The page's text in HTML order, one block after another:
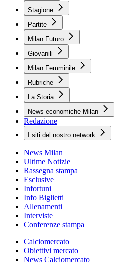
Stagione
Partite
Milan Futuro
Giovanili
Milan Femminile
Rubriche
La Storia
News economiche Milan
Redazione
I siti del nostro network
News Milan
Ultime Notizie
Rassegna stampa
Esclusive
Infortuni
Info Biglietti
Allenamenti
Interviste
Conferenze stampa
Calciomercato
Obiettivi mercato
News Calciomercato